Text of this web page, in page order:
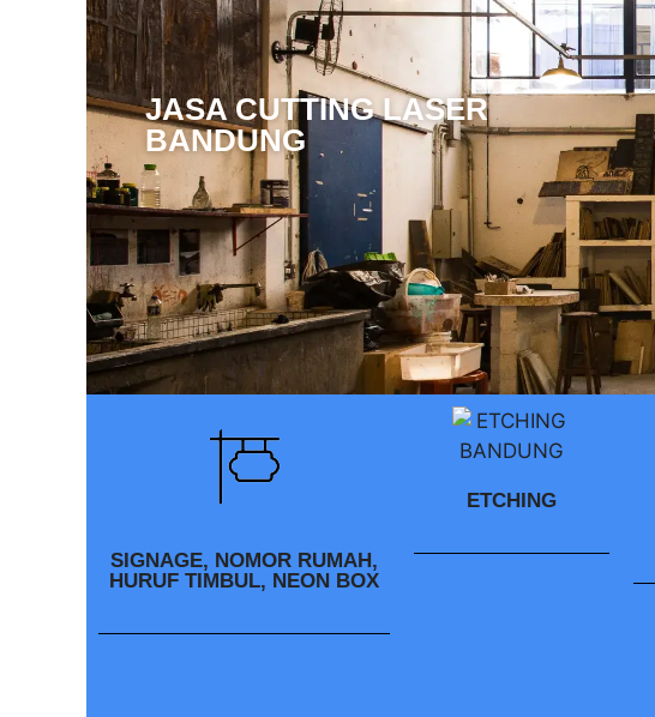
JASA CUTTING LASER
BANDUNG
SIGNAGE, NOMOR RUMAH,
HURUF TIMBUL, NEON BOX
ETCHING